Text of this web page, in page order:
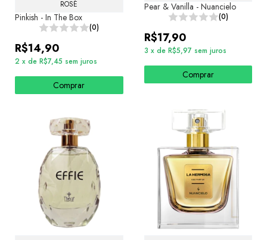
ROSÉ
Pinkish - In The Box
(0)
R$14,90
2 x de R$7,45 sem juros
Comprar
Pear & Vanilla - Nuancielo
(0)
R$17,90
3 x de R$5,97 sem juros
Comprar